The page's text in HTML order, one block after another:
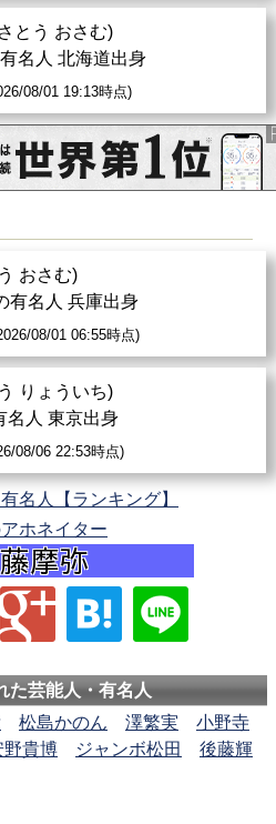
とう おさむ)
名人 北海道出身
08/01 19:13時点)
おさむ)
有名人 兵庫出身
08/01 06:55時点)
りょういち)
名人 東京出身
08/06 22:53時点)
名人【ランキング】
ホネイター
た芸能人・有名人
松島かのん 澤繁実
小野寺
野貴博 ジャンボ松田
後藤輝